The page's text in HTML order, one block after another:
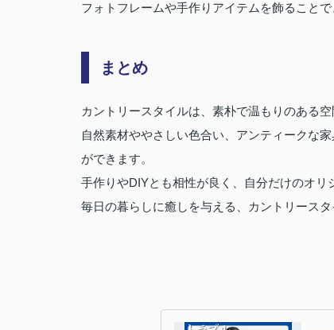
フォトフレームや手作りアイテムを飾ること
まとめ
カントリースタイルは、素朴で温もりのある
自然素材ややさしい色合い、アンティークな
ができます。
手作りやDIYとも相性が良く、自分だけのオリ
毎日の暮らしに癒しを与える、カントリース